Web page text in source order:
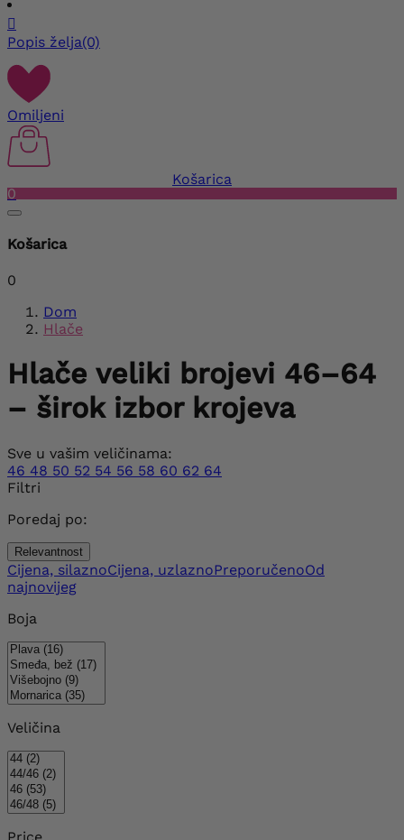

Popis želja(0)
Omiljeni
Košarica
0
Košarica
0
Dom
Hlače
Hlače veliki brojevi 46–64
– širok izbor krojeva
Sve u vašim veličinama:
46 48 50 52 54 56 58 60 62 64
Filtri
Poredaj po:
Relevantnost
Cijena, silaznoCijena, uzlaznoPreporučenoOd
najnovijeg
Boja
Veličina